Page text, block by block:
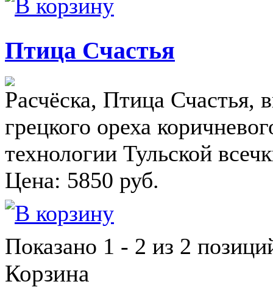
Птица Счастья
Расчёска, Птица Счастья,
грецкого ореха
технологии Тульской
Цена: 5850 руб.
Показано 1 - 2 из 2
Корзина